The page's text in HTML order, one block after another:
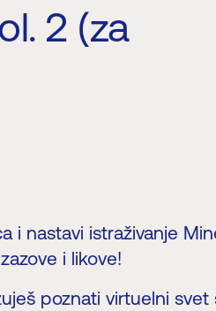
2 (za
i nastavi istraživanje
i likove!
poznati virtuelni svet